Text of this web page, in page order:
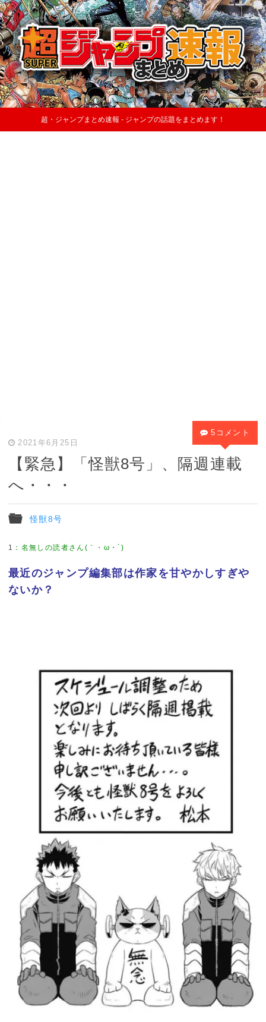
超・ジャンプまとめ速報 - ジャンプの話題をまとめます！
2021年6月25日
【緊急】「怪獣8号」、隔週連載
へ・・・
怪獣8号
5コメント
1 ： 名無しの読者さん(｀・ω・´)
最近のジャンプ編集部は作家を甘やかしすぎや
ないか？